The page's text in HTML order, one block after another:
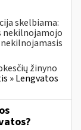
skelbiama:
nekilnojamojo
žinyno
» Lengvatos